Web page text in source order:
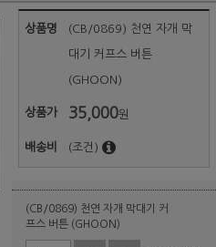
상품명 (CB/0869) 천연 자개 막
대기 커프스 버튼
(GHOON)
상품가 35,000원
배송비 (조건)
(CB/0869) 천연 자개 막대기 커
프스 버튼 (GHOON)